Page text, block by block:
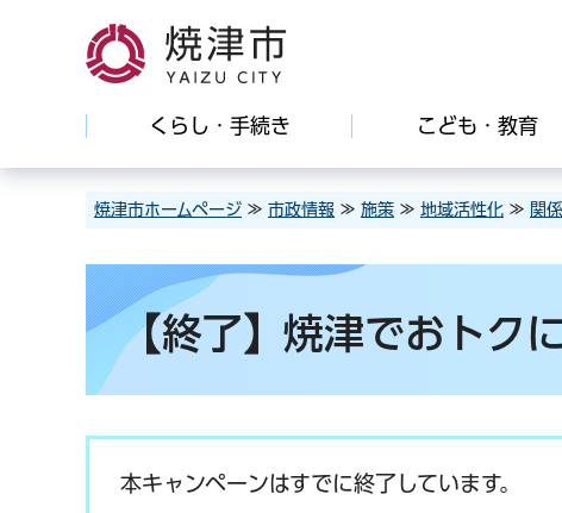
焼津市
くらし・手続き こども・教育
焼津市ホームページ ≫ 市政情報 ≫ 施策 ≫ 地域活性化 ≫ 関
【終了】焼津でおトク
本キャンペーンはすでに終了しています。